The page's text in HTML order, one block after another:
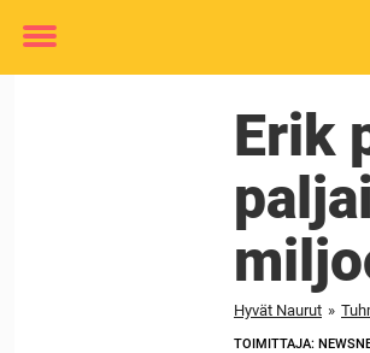
Toggle
Erik
Hyvät Naurut »
TOIMITTAJA: